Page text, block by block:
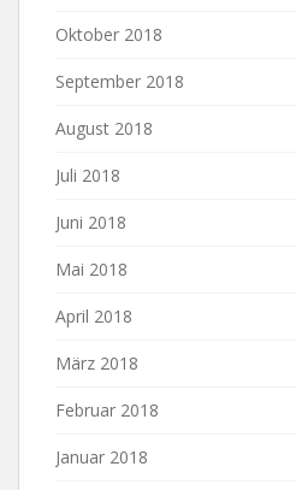
Oktober 2018
September 2018
August 2018
Juli 2018
Juni 2018
Mai 2018
April 2018
März 2018
Februar 2018
Januar 2018